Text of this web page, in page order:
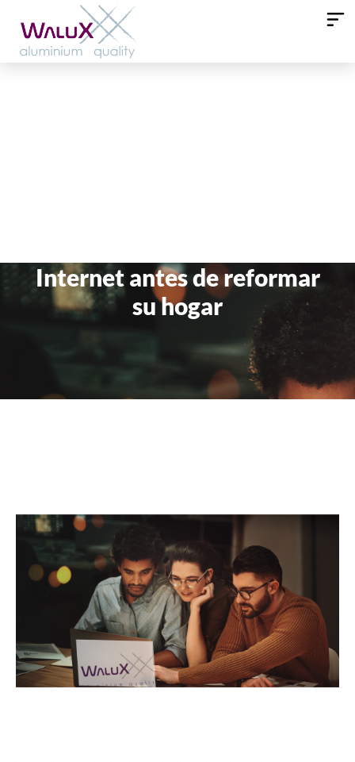
Internet antes de reformar
su hogar